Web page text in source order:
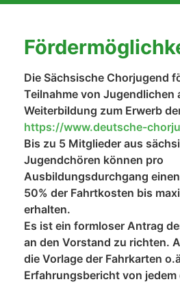
Die Sächsische Chorjugend
Teilnahme von Jugendlichen
Weiterbildung zum Erwerb
https://www.deutsche-
Bis zu 5 Mitglieder aus
Jugendchören können pro
Ausbildungsdurchgang
50% der Fahrtkosten bis
erhalten.
Es ist ein formloser Antrag
an den Vorstand zu richten.
die Vorlage der Fahrkarten
Erfahrungsbericht von